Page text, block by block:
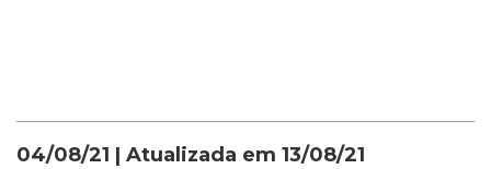
04/08/21 | Atualizada em 13/08/21